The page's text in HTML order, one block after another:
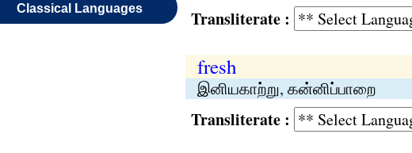
Classical Languages Transliterate :
fresh
இனியகாற்று, கன்னிப்பாறை
Transliterate :